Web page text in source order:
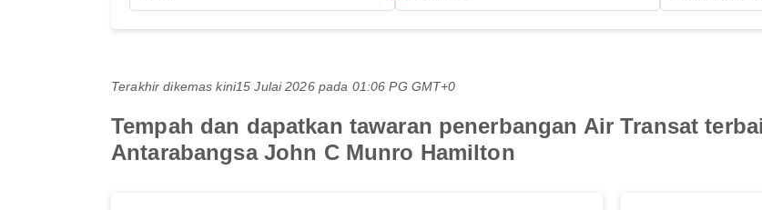
Terakhir dikemas kini15 Julai 2026 pada 01:06 PG GMT+0
Tempah dan dapatkan tawaran penerbangan Air Transat
Antarabangsa John C Munro Hamilton